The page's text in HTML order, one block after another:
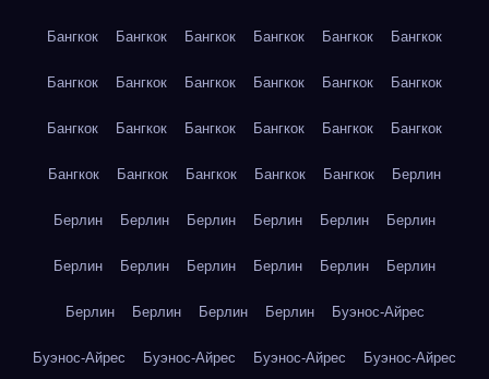
Бангкок Бангкок Бангкок Бангкок Бангкок Бангкок
Бангкок Бангкок Бангкок Бангкок Бангкок Бангкок
Бангкок Бангкок Бангкок Бангкок Бангкок Бангкок
Бангкок Бангкок Бангкок Бангкок Бангкок Берлин
Берлин Берлин Берлин Берлин Берлин Берлин
Берлин Берлин Берлин Берлин Берлин Берлин
Берлин Берлин Берлин Берлин Буэнос-Айрес
Буэнос-Айрес Буэнос-Айрес Буэнос-Айрес Буэнос-Айрес